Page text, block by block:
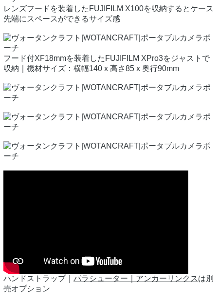
レンズフードを装着したFUJIFILM X100を収納するとケース
先端にスペースができるサイズ感
フード付XF18mmを装着したFUJIFILM XPro3をジャストで
収納｜機材サイズ：横幅140 x 高さ85 x 奥行90mm
ハンドストラップ｜ パラシューター｜アンカーリンクスは別
売オプション